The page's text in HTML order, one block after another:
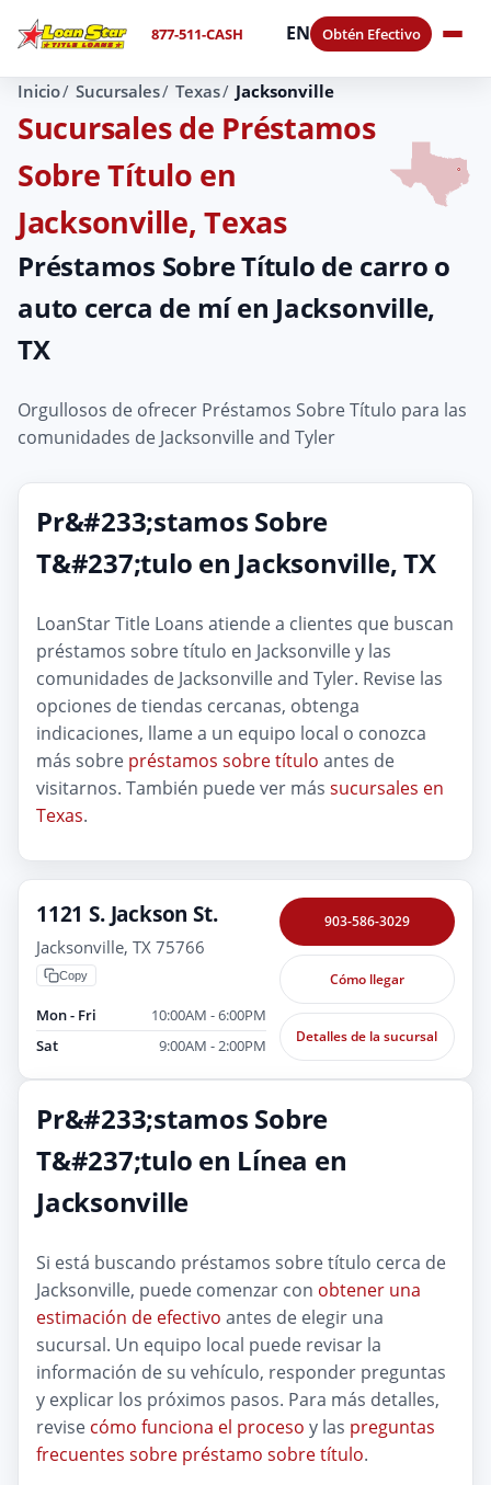
877-511-CASH EN Obtén Efectivo
Inicio Sucursales Texas Jacksonville
Sucursales de Préstamos
Sobre Título en
Jacksonville, Texas
Préstamos Sobre Título de carro o
auto cerca de mí en Jacksonville,
TX
Orgullosos de ofrecer Préstamos Sobre Título para las
comunidades de Jacksonville and Tyler
Pr&#233;stamos Sobre
T&#237;tulo en Jacksonville, TX
LoanStar Title Loans atiende a clientes que buscan
préstamos sobre título en Jacksonville y las
comunidades de Jacksonville and Tyler. Revise las
opciones de tiendas cercanas, obtenga
indicaciones, llame a un equipo local o conozca
más sobre préstamos sobre título antes de
visitarnos. También puede ver más sucursales en
Texas.
1121 S. Jackson St.
Jacksonville, TX 75766
Copy
Mon - Fri
10:00AM - 6:00PM
Sat
9:00AM - 2:00PM
903-586-3029
Cómo llegar
Detalles de la sucursal
Pr&#233;stamos Sobre
T&#237;tulo en Línea en
Jacksonville
Si está buscando préstamos sobre título cerca de
Jacksonville, puede comenzar con obtener una
estimación de efectivo antes de elegir una
sucursal. Un equipo local puede revisar la
información de su vehículo, responder preguntas
y explicar los próximos pasos. Para más detalles,
revise cómo funciona el proceso y las preguntas
frecuentes sobre préstamo sobre título.